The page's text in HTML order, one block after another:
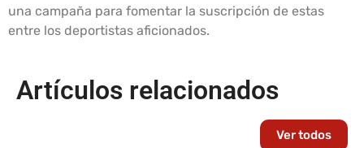
una campaña para fomentar la suscripción de estas
entre los deportistas aficionados.
Artículos relacionados
Ver todos